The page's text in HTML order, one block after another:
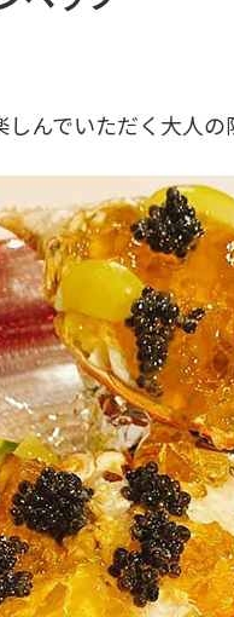
んでいただく大人の